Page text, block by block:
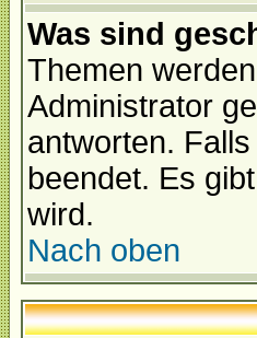
Was sind
Themen
Administrator
antworten.
beendet. Es
wird.
Nach oben